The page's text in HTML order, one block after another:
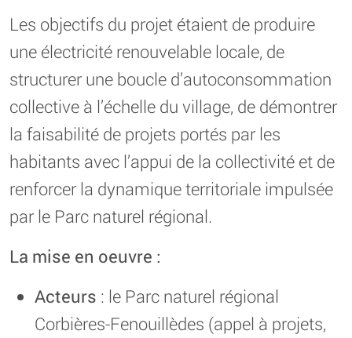
Les objectifs du projet étaient de produire
une électricité renouvelable locale, de
structurer une boucle d’autoconsommation
collective à l’échelle du village, de démontrer
la faisabilité de projets portés par les
habitants avec l’appui de la collectivité et de
renforcer la dynamique territoriale impulsée
par le Parc naturel régional.
La mise en oeuvre :
Acteurs : le Parc naturel régional
Corbières-Fenouillèdes (appel à projets,